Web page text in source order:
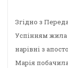
Згідно з
Успінням жила
нарівні з
Марія